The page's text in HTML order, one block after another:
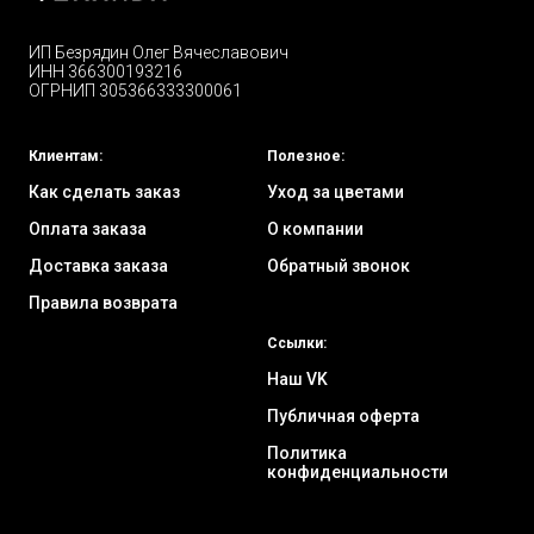
ИП Безрядин Олег Вячеславович
ИНН 366300193216
ОГРНИП 305366333300061
Клиентам:
Как сделать заказ
Оплата заказа
Доставка заказа
Правила возврата
Полезное:
Уход за цветами
О компании
Обратный звонок
Ссылки:
Наш VK
Публичная оферта
Политика
конфиденциальности